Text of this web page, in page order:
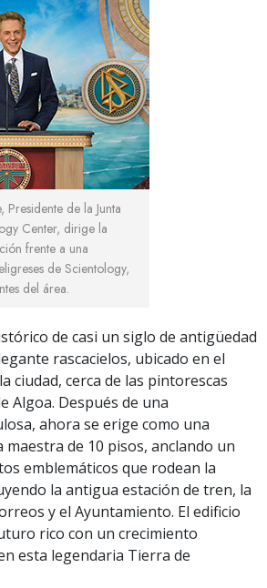
Presidente de la Junta
Center, dirige la
frente a una
de Scientology,
del área.
de casi un siglo de antigüedad
rascacielos, ubicado en el
ciudad, cerca de las pintorescas
Algoa. Después de una
ahora se erige como una
maestra de 10 pisos, anclando un
emblemáticos que rodean la
la antigua estación de tren, la
y el Ayuntamiento. El edificio
rico con un crecimiento
esta legendaria Tierra de